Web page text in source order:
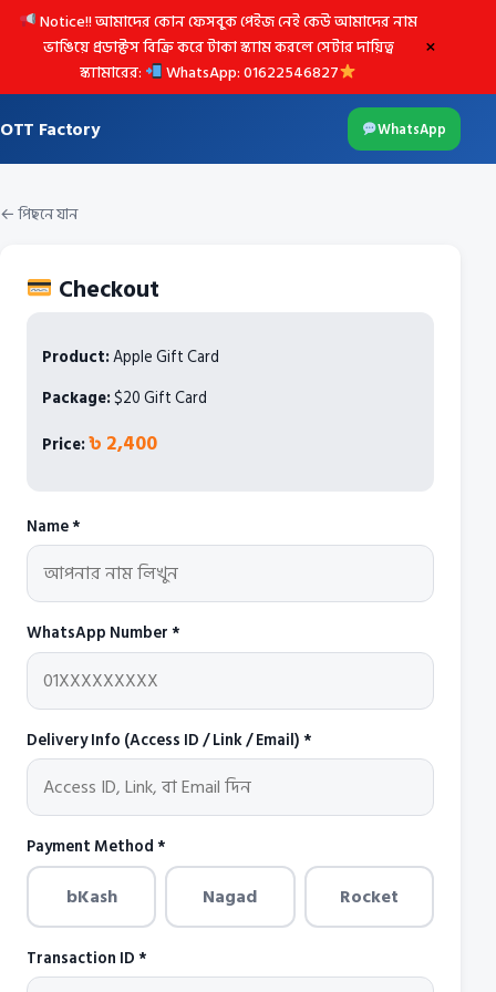
Notice!! আমাদের কোন ফেসবুক পেইজ নেই কেউ আমাদের নাম
ভাঙিয়ে প্রডাক্টস বিক্রি করে টাকা স্ক্যাম করলে সেটার দায়িত্ব
স্ক্যামারের:
WhatsApp: 01622546827
×
OTT Factory WhatsApp
← পিছনে যান
Checkout
Product:Apple Gift Card
Package:$20 Gift Card
Price:৳ 2,400
Name *
WhatsApp Number *
Delivery Info (Access ID / Link / Email) *
Payment Method *
bKash Nagad Rocket
Transaction ID *